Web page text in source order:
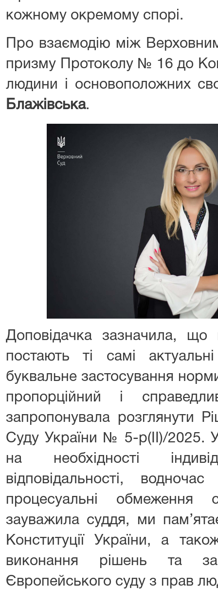
кожному окремому спорі.
Про взаємодію між
призму Протоколу № 16 до
людини і основоположних
Блажівська.
Доповідачка зазначила,
постають ті самі
буквальне застосування
пропорційний і
запропонувала розглянути
Суду України № 5-р(ІІ)/2025.
на необхідності
відповідальності,
процесуальні
зауважила суддя, ми
Конституції України, а
виконання рішень та
Європейського суду з прав